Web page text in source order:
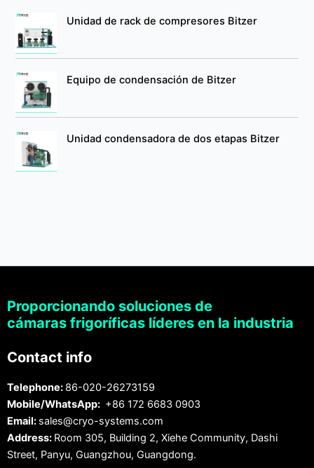
Unidad de rack de compresores Bitzer
Equipo de condensación de Bitzer
Unidad condensadora de dos etapas Bitzer
Proporcionando soluciones de
cámaras frigoríficas líderes en la industria
Contact info
Telephone: 86-020-26273159
Mobile/WhatsApp: +86 172 6683 0903
Email: sales@cryo-systems.com
Address: Room 305, Building 2, Xiehe Community, Dashi
Street, Panyu, Guangzhou, Guangdong.